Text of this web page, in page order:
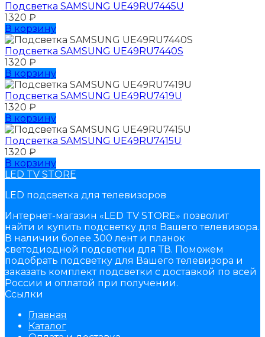
Подсветка SAMSUNG UЕ49RU7445U
1320 ₽
В корзину
Подсветка SAMSUNG UЕ49RU7440S
1320 ₽
В корзину
Подсветка SAMSUNG UЕ49RU7419U
1320 ₽
В корзину
Подсветка SAMSUNG UЕ49RU7415U
1320 ₽
В корзину
LED TV STORE
LED подсветка для телевизоров
Интернет-магазин «LED TV STORE» позволит
найти и купить подсветку для Вашего телевизора.
В наличии более 300 лент и планок
светодиодной подсветки для ТВ. Поможем
подобрать подсветку для Вашего телевизора и
заказать комплект подсветки с доставкой по всей
России и оплатой при получении.
Ссылки
Главная
Каталог